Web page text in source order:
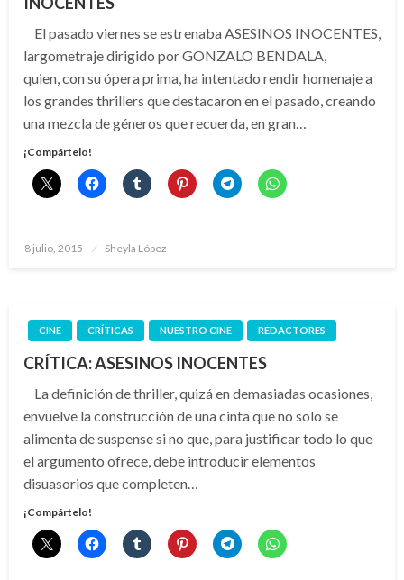
El pasado viernes se estrenaba ASESINOS INOCENTES,
largometraje dirigido por GONZALO BENDALA,
quien, con su ópera prima, ha intentado rendir homenaje a
los grandes thrillers que destacaron en el pasado, creando
una mezcla de géneros que recuerda, en gran…
¡Compártelo!
Publicado
8 julio, 2015 Sheyla López
CINE CRÍTICAS NUESTRO CINE REDACTORES
CRÍTICA: ASESINOS INOCENTES
La definición de thriller, quizá en demasiadas ocasiones,
envuelve la construcción de una cinta que no solo se
alimenta de suspense si no que, para justificar todo lo que
el argumento ofrece, debe introducir elementos
disuasorios que completen…
¡Compártelo!